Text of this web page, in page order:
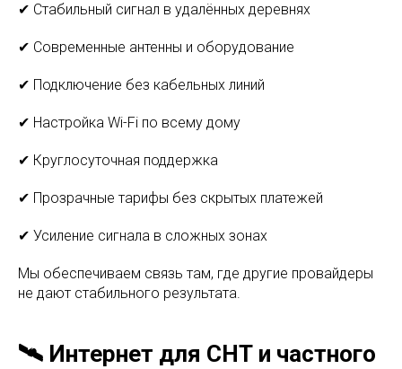
✔ Стабильный сигнал в удалённых деревнях
✔ Современные антенны и оборудование
✔ Подключение без кабельных линий
✔ Настройка Wi-Fi по всему дому
✔ Круглосуточная поддержка
✔ Прозрачные тарифы без скрытых платежей
✔ Усиление сигнала в сложных зонах
Мы обеспечиваем связь там, где другие провайдеры
не дают стабильного результата.
🛰 Интернет для СНТ и частного